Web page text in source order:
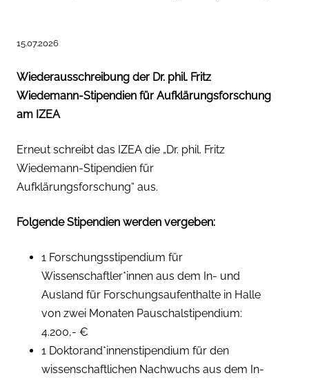
15.07.2026
Wiederausschreibung der Dr. phil. Fritz
Wiedemann-Stipendien für Aufklärungsforschung
am IZEA
Erneut schreibt das IZEA die „Dr. phil. Fritz
Wiedemann-Stipendien für
Aufklärungsforschung“ aus.
Folgende Stipendien werden vergeben:
1 Forschungsstipendium für
Wissenschaftler*innen aus dem In- und
Ausland für Forschungsaufenthalte in Halle
von zwei Monaten Pauschalstipendium:
4.200,- €
1 Doktorand*innenstipendium für den
wissenschaftlichen Nachwuchs aus dem In-